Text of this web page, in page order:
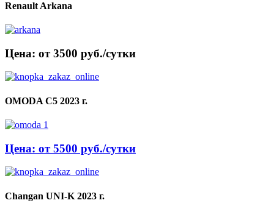
Renault Arkana
Цена: от 3500 руб./сутки
OMODA C5 2023 г.
Цена: от 5500 руб./сутки
Changan UNI-K 2023 г.